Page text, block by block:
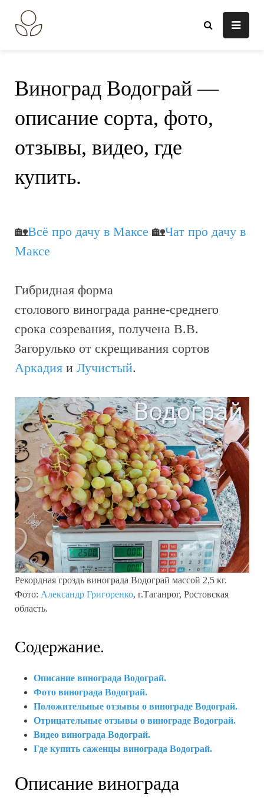
содержанию
Виноград Водограй —
описание сорта, фото,
отзывы, видео, где
купить.
🏡Всё про дачу в Максе 🏡Чат про дачу в
Максе
Гибридная форма
столового винограда ранне-среднего
срока созревания, получена В.В.
Загорулько от скрещивания сортов
Аркадия и Лучистый.
Рекордная гроздь винограда Водограй массой 2,5 кг.
Фото: Александр Григоренко, г.Таганрог, Ростовская
область.
Содержание.
Описание винограда Водограй.
Фото винограда Водограй.
Положительные отзывы о винограде Водограй.
Отрицательные отзывы о винограде Водограй.
Видео винограда Водограй.
Где купить саженцы винограда Водограй.
Описание винограда